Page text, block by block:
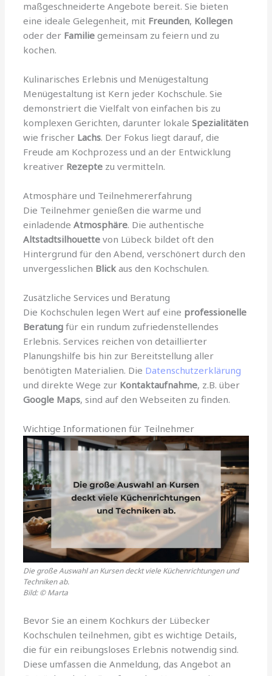
maßgeschneiderte Angebote bereit. Sie bieten
eine ideale Gelegenheit, mit Freunden, Kollegen
oder der Familie gemeinsam zu feiern und zu
kochen.
Kulinarisches Erlebnis und Menügestaltung
Menügestaltung ist Kern jeder Kochschule. Sie
demonstriert die Vielfalt von einfachen bis zu
komplexen Gerichten, darunter lokaleSpezialitäten
wie frischer Lachs. Der Fokus liegt darauf, die
Freude am Kochprozess und an der Entwicklung
kreativer Rezepte zu vermitteln.
Atmosphäre und Teilnehmererfahrung
Die Teilnehmer genießen die warme und
einladendeAtmosphäre. Die authentische
Altstadtsilhouette von Lübeck bildet oft den
Hintergrund für den Abend, verschönert durch den
unvergesslichen Blick aus den Kochschulen.
Zusätzliche Services und Beratung
Die Kochschulen legen Wert auf eine professionelle
Beratung für ein rundum zufriedenstellendes
Erlebnis. Services reichen von detaillierter
Planungshilfe bis hin zur Bereitstellung aller
benötigten Materialien. Die Datenschutzerklärung
und direkte Wege zur Kontaktaufnahme, z.B. über
Google Maps, sind auf den Webseiten zu finden.
Wichtige Informationen für Teilnehmer
Die große Auswahl an Kursen deckt viele Küchenrichtungen und
Techniken ab.
Bild: © Marta
Bevor Sie an einem Kochkurs der Lübecker
Kochschulen teilnehmen, gibt es wichtige Details,
die für ein reibungsloses Erlebnis notwendig sind.
Diese umfassen die Anmeldung, das Angebot an